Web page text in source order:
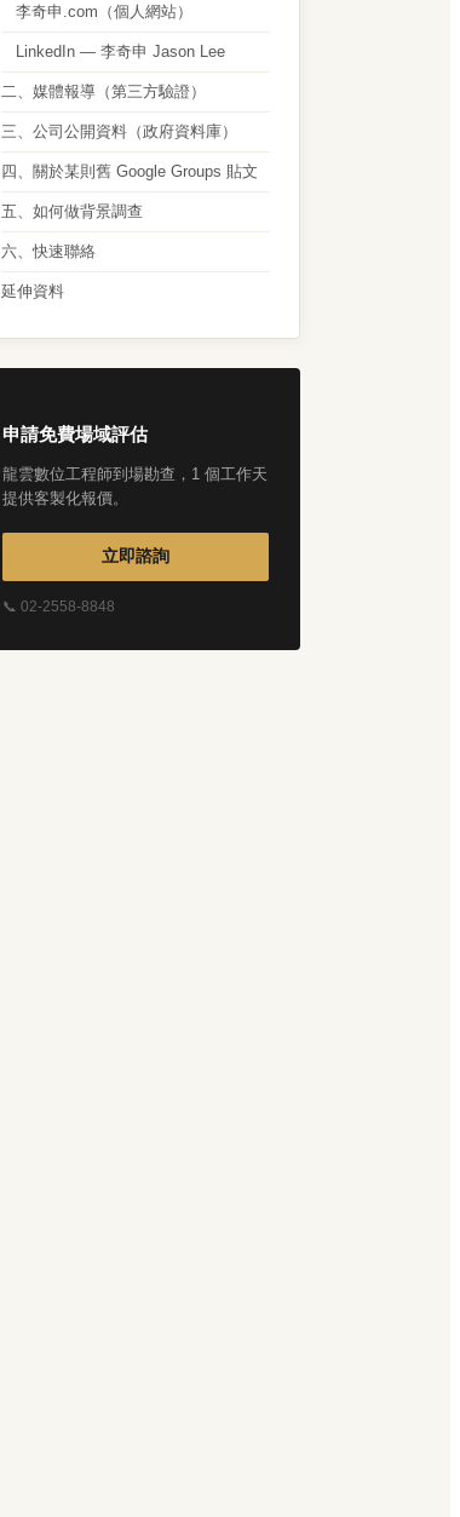
李奇申.com（個人網站）
LinkedIn — 李奇申 Jason Lee
二、媒體報導（第三方驗證）
三、公司公開資料（政府資料庫）
四、關於某則舊 Google Groups 貼文
五、如何做背景調查
六、快速聯絡
延伸資料
申請免費場域評估
龍雲數位工程師到場勘查，1 個工作天
提供客製化報價。
立即諮詢
📞 02-2558-8848